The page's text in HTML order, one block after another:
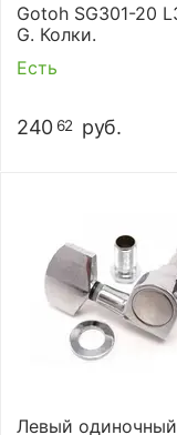
Gotoh SG301-20
G. Колки.
Есть
240 62 руб.
Левый одиночный